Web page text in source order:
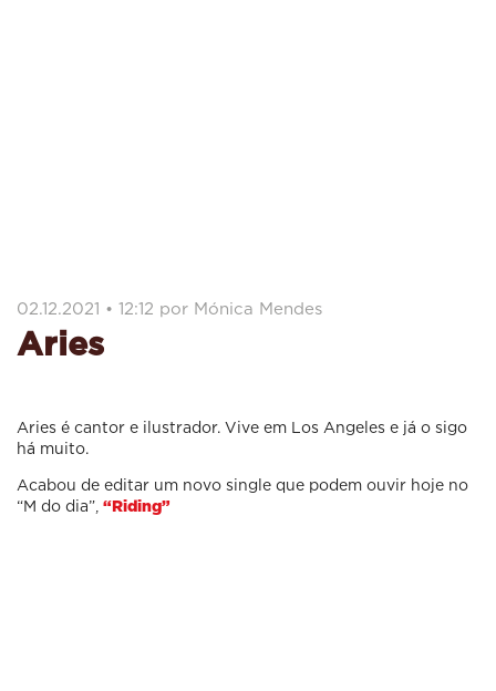
02.12.2021 • 12:12 por Mónica Mendes
Aries
Aries é cantor e ilustrador. Vive em Los Angeles e já o sigo
há muito.
Acabou de editar um novo single que podem ouvir hoje no
“M do dia”, “Riding”